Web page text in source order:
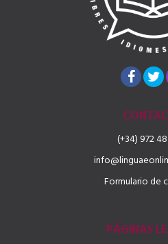
(+34) 972
Formulario de
PÁGINAS